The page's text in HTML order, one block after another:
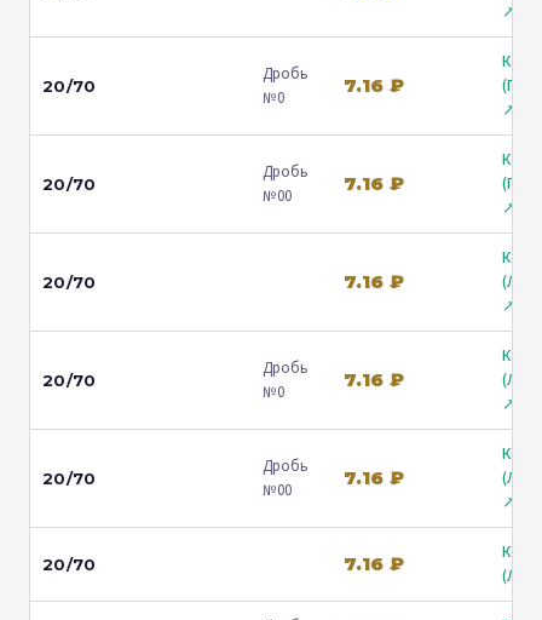
↗
20/70
Дробь
№0
7.16 ₽
↗
20/70
Дробь
№00
7.16 ₽
↗
20/70 7.16 ₽
↗
20/70
Дробь
№0
7.16 ₽
↗
20/70
Дробь
№00
7.16 ₽
↗
20/70 7.16 ₽